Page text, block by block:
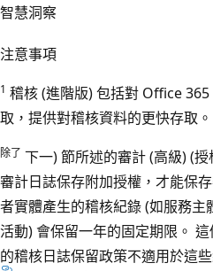
智慧洞察
注意事項
1 稽核 (進階版) 包括對 Office
取，提供對稽核資料的更快存取。
除了 下一) 節所述的審計 (高級) (
審計日誌保存附加授權，才能保
者實體產生的稽核紀錄 (如服務
活動) 會保留一年的固定期限。
的稽核日誌保留政策不適用於這些